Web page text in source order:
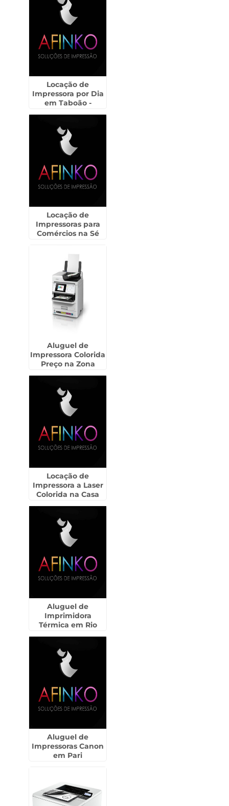
Locação de
Impressora por Dia
em Taboão -
Locação de
Impressoras para
Comércios na Sé
Aluguel de
Impressora Colorida
Preço na Zona
Locação de
Impressora a Laser
Colorida na Casa
Aluguel de
Imprimidora
Térmica em Rio
Aluguel de
Impressoras Canon
em Pari